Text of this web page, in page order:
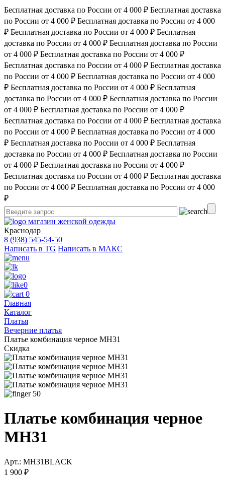
Бесплатная доставка по России от 4 000 ₽ Бесплатная доставка
по России от 4 000 ₽ Бесплатная доставка по России от 4 000
₽ Бесплатная доставка по России от 4 000 ₽ Бесплатная
доставка по России от 4 000 ₽ Бесплатная доставка по России
от 4 000 ₽ Бесплатная доставка по России от 4 000 ₽
Бесплатная доставка по России от 4 000 ₽ Бесплатная доставка
по России от 4 000 ₽ Бесплатная доставка по России от 4 000
₽ Бесплатная доставка по России от 4 000 ₽ Бесплатная
доставка по России от 4 000 ₽ Бесплатная доставка по России
от 4 000 ₽ Бесплатная доставка по России от 4 000 ₽
Бесплатная доставка по России от 4 000 ₽ Бесплатная доставка
по России от 4 000 ₽ Бесплатная доставка по России от 4 000
₽ Бесплатная доставка по России от 4 000 ₽ Бесплатная
доставка по России от 4 000 ₽ Бесплатная доставка по России
от 4 000 ₽ Бесплатная доставка по России от 4 000 ₽
Бесплатная доставка по России от 4 000 ₽ Бесплатная доставка
по России от 4 000 ₽ Бесплатная доставка по России от 4 000
₽
магазин женской одежды
Краснодар
8 (938) 545-54-50
Написать в TG Написать в МАКС
0
0
Главная
Каталог
Платья
Вечерние платья
Платье комбинация черное MH31
Скидка
50
Платье комбинация черное
MH31
Арт.: MH31BLACK
1 900 ₽